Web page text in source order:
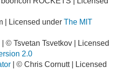
| Licensed under The MIT
| © Tsvetan Tsvetkov | Licensed
2.0
| © Chris Cornutt | Licensed